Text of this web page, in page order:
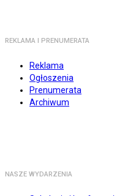
REKLAMA I PRENUMERATA
Reklama
Ogłoszenia
Prenumerata
Archiwum
NASZE WYDARZENIA